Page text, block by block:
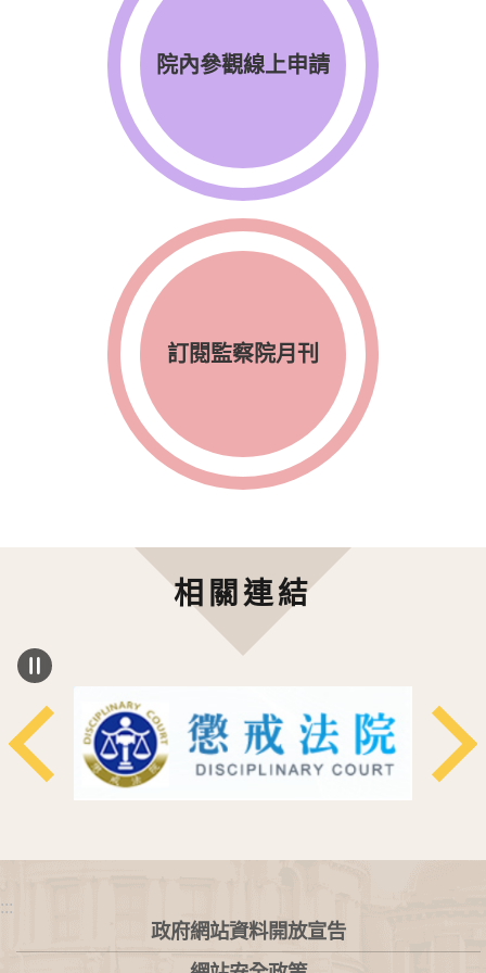
院內參觀線上申請
訂閱監察院月刊
相關連結
:::
政府網站資料開放宣告